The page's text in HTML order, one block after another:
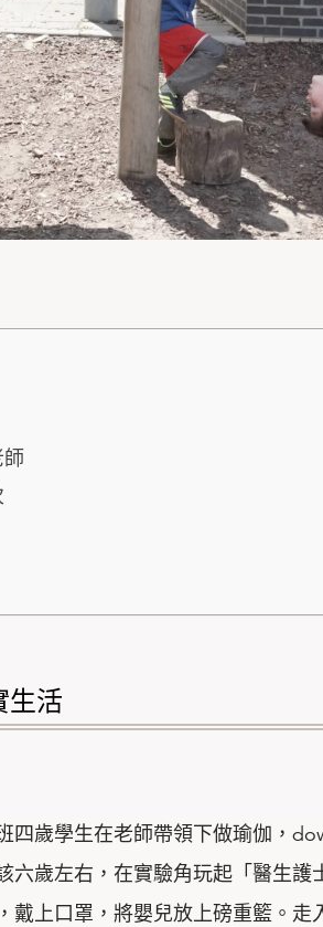
生活
四歲學生在老師帶領下做瑜伽，
六歲左右，在實驗角玩起「醫生護
戴上口罩，將嬰兒放上磅重籃。走